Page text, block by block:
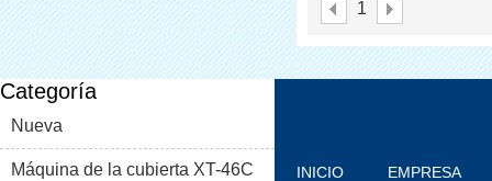
1
Categoría
Nueva
Máquina de la cubierta XT-46C INICIO EMPRESA